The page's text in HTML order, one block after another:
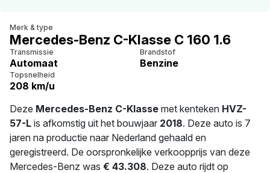
Merk & type
Mercedes-Benz C-Klasse C 160 1.6
Transmissie
Automaat
Brandstof
Benzine
Topsnelheid
208 km/u
Deze Mercedes-Benz C-Klasse met kenteken HVZ-
57-L is afkomstig uit het bouwjaar 2018. Deze auto is 7
jaren na productie naar Nederland gehaald en
geregistreerd. De oorspronkelijke verkoopprijs van deze
Mercedes-Benz was € 43.308. Deze auto rijdt op